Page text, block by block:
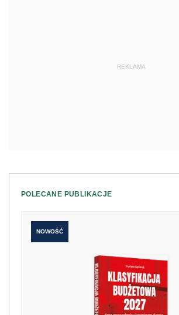
REKLAMA
POLECANE PUBLIKACJE
NOWOŚĆ